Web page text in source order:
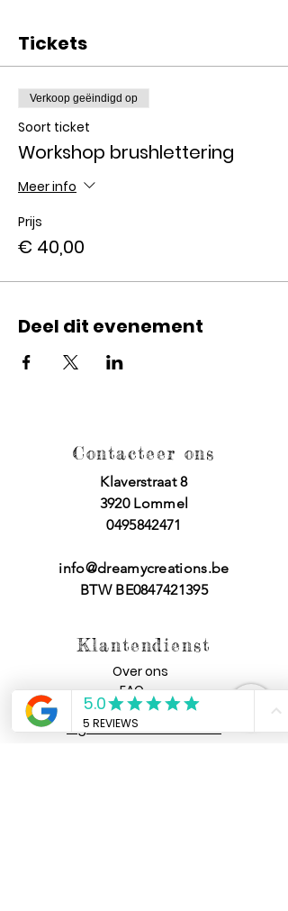
Tickets
Verkoop geëindigd op
Soort ticket
Workshop brushlettering
Meer info
Prijs
€ 40,00
Deel dit evenement
Contacteer ons
Klaverstraat 8
3920 Lommel
0495842471
info@dreamycreations.be
BTW BE0847421395
Klantendienst
Over ons
FAQ
Algemene voorwaarden